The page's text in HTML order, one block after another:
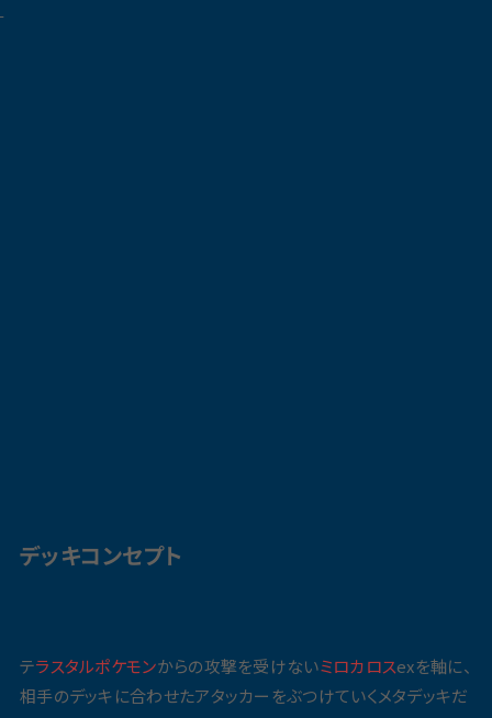
デッキコンセプト
テラスタルポケモンからの攻撃を受けないミロカロスexを軸に、
相手のデッキに合わせたアタッカーをぶつけていくメタデッキだ